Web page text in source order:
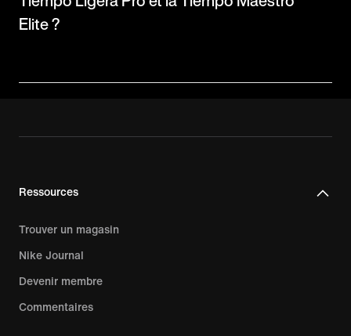
Elite ?
Ressources
Trouver un magasin
Nike Journal
Devenir membre
Commentaires